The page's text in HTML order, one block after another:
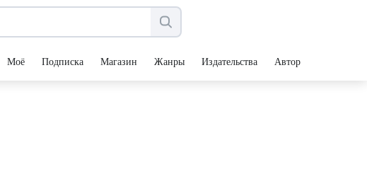
Моё Подписка Магазин Жанры Издательства Авторы